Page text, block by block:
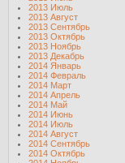
2013 Июль
2013 Август
2013 Сентябрь
2013 Октябрь
2013 Ноябрь
2013 Декабрь
2014 Январь
2014 Февраль
2014 Март
2014 Апрель
2014 Май
2014 Июнь
2014 Июль
2014 Август
2014 Сентябрь
2014 Октябрь